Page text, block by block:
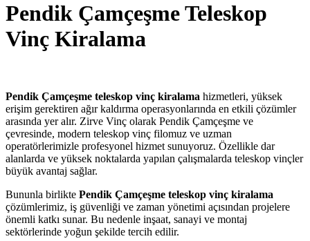
Pendik Çamçeşme Teleskop
Vinç Kiralama
Pendik Çamçeşme teleskop vinç kiralama hizmetleri, yüksek
erişim gerektiren ağır kaldırma operasyonlarında en etkili çözümler
arasında yer alır. Zirve Vinç olarak Pendik Çamçeşme ve
çevresinde, modern teleskop vinç filomuz ve uzman
operatörlerimizle profesyonel hizmet sunuyoruz. Özellikle dar
alanlarda ve yüksek noktalarda yapılan çalışmalarda teleskop vinçler
büyük avantaj sağlar.
Bununla birlikte Pendik Çamçeşme teleskop vinç kiralama
çözümlerimiz, iş güvenliği ve zaman yönetimi açısından projelere
önemli katkı sunar. Bu nedenle inşaat, sanayi ve montaj
sektörlerinde yoğun şekilde tercih edilir.